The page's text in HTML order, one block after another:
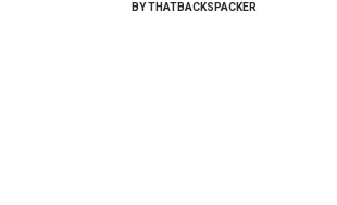
BYTHATBACKSPACKER